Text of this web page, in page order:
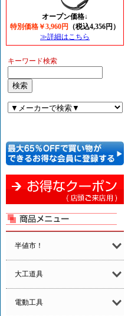
オープン価格↓
特別価格￥3,960円
（税込4,356円）
≫詳細はこちら
キーワード検索
半値市！
大工道具
電動工具